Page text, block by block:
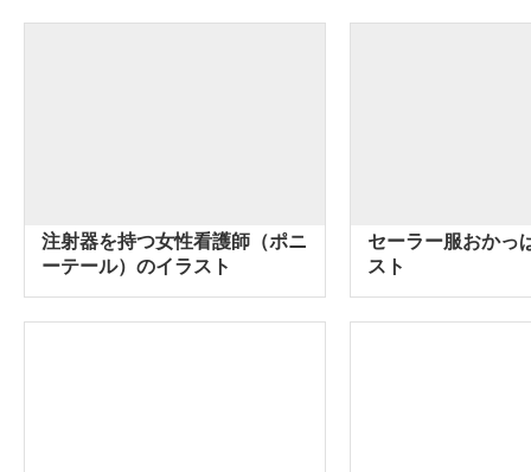
注射器を持つ女性看護師（ポニ
ーテール）のイラスト
セーラー服おかっ
スト